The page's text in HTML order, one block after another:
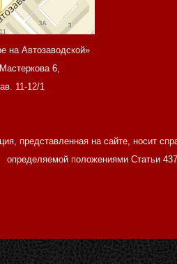
на Автозаводской»
6,
11-12/1
представленная на сайте, носит
определяемой положениями Статьи